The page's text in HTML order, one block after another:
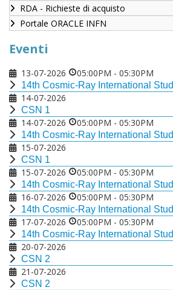
RDA - Richieste di acquisto
Portale ORACLE INFN
Eventi
13-07-2026 05:00PM - 05:30PM
14th Cosmic-Ray International Studies and Multi-
14-07-2026
CSN 1
14-07-2026 05:00PM - 05:30PM
14th Cosmic-Ray International Studies and Multi-
15-07-2026
CSN 1
15-07-2026 05:00PM - 05:30PM
14th Cosmic-Ray International Studies and Multi-
16-07-2026 05:00PM - 05:30PM
14th Cosmic-Ray International Studies and Multi-
17-07-2026 05:00PM - 05:30PM
14th Cosmic-Ray International Studies and Multi-
20-07-2026
CSN 2
21-07-2026
CSN 2